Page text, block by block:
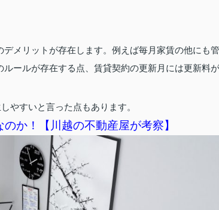
メリットが存在します。例えば毎月家賃の他にも管
ールが存在する点、賃貸契約の更新月には更新料が
やすいと言った点もあります。
か！【川越の不動産屋が考察】